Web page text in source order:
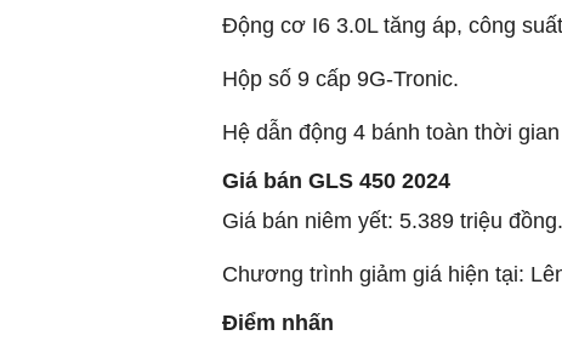
Động cơ I6 3.0L tăng áp, công
Hộp số 9 cấp 9G-Tronic.
Hệ dẫn động 4 bánh toàn thời
Giá bán GLS 450 2024
Giá bán niêm yết: 5.389 triệu đồng.
Chương trình giảm giá hiện tại:
Điểm nhấn